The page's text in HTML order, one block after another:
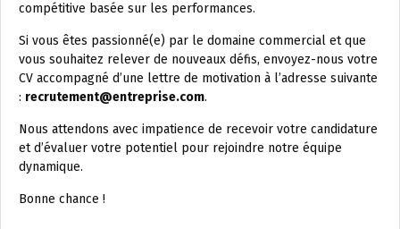
compétitive basée sur les performances.
Si vous êtes passionné(e) par le domaine commercial et que
vous souhaitez relever de nouveaux défis, envoyez-nous votre
CV accompagné d’une lettre de motivation à l’adresse suivante
: recrutement@entreprise.com.
Nous attendons avec impatience de recevoir votre candidature
et d’évaluer votre potentiel pour rejoindre notre équipe
dynamique.
Bonne chance !